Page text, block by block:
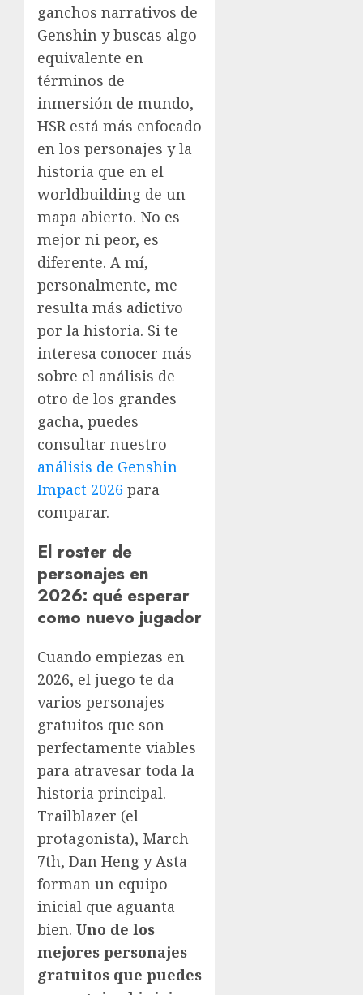
ganchos narrativos de
Genshin y buscas algo
equivalente en
términos de
inmersión de mundo,
HSR está más enfocado
en los personajes y la
historia que en el
worldbuilding de un
mapa abierto. No es
mejor ni peor, es
diferente. A mí,
personalmente, me
resulta más adictivo
por la historia. Si te
interesa conocer más
sobre el análisis de
otro de los grandes
gacha, puedes
consultar nuestro
análisis de Genshin
Impact 2026 para
comparar.
El roster de
personajes en
2026: qué esperar
como nuevo jugador
Cuando empiezas en
2026, el juego te da
varios personajes
gratuitos que son
perfectamente viables
para atravesar toda la
historia principal.
Trailblazer (el
protagonista), March
7th, Dan Heng y Asta
forman un equipo
inicial que aguanta
bien. Uno de los
mejores personajes
gratuitos que puedes